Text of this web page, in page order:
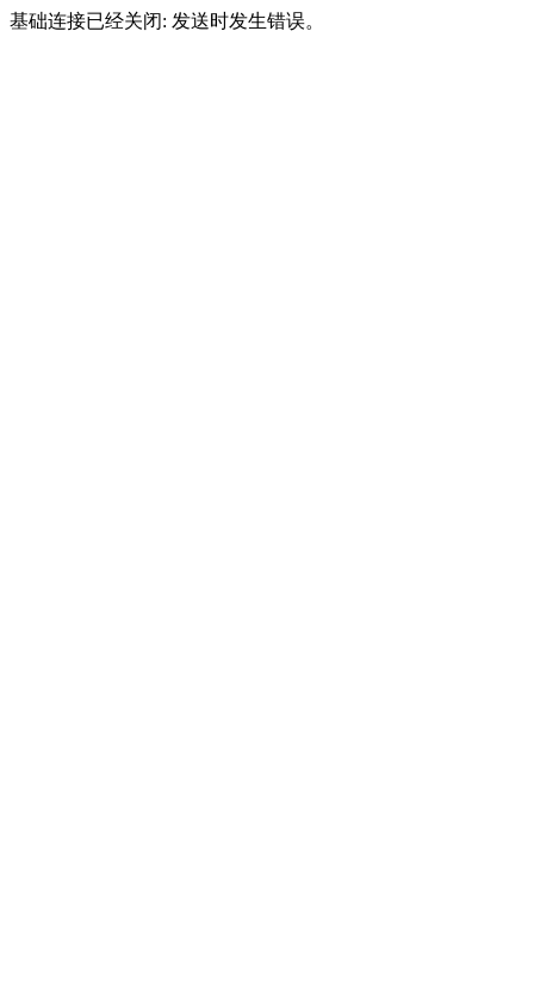
基础连接已经关闭: 发送时发生错误。